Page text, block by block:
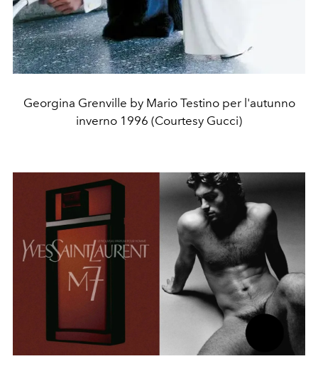
Georgina Grenville by Mario Testino per l'autunno
inverno 1996 (Courtesy Gucci)